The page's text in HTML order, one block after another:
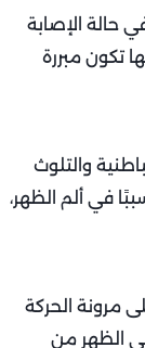
حالة الإصابة
تكون مبررة
والتلوث
في ألم الظهر،
مرونة الحركة
في الظهر من